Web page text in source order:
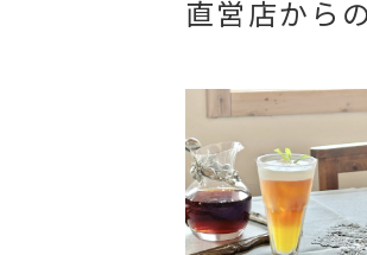
直営店から